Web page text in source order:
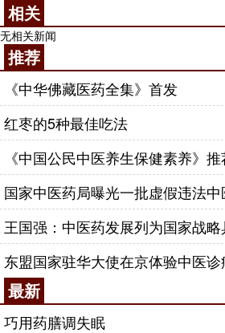
相关
无相关新闻
推荐
《中华佛藏医药全集》首发
红枣的5种最佳吃法
《中国公民中医养生保健素养》
国家中医药局曝光一批虚假违法
王国强：中医药发展列为国家战
东盟国家驻华大使在京体验中医诊
最新
巧用药膳调失眠